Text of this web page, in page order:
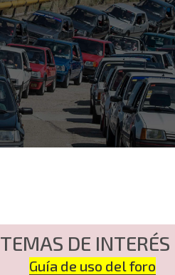
TEMAS DE INTERÉS
Guía de uso del foro